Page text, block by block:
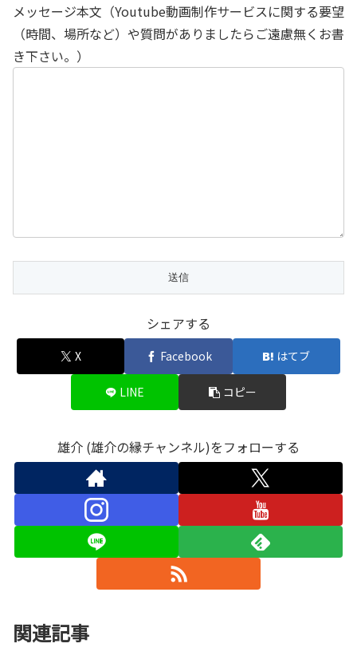
メッセージ本文（Youtube動画制作サービスに関する要望
（時間、場所など）や質問がありましたらご遠慮無くお書
き下さい。）
シェアする
X Facebook はてブ
LINE コピー
雄介 (雄介の縁チャンネル)をフォローする
関連記事